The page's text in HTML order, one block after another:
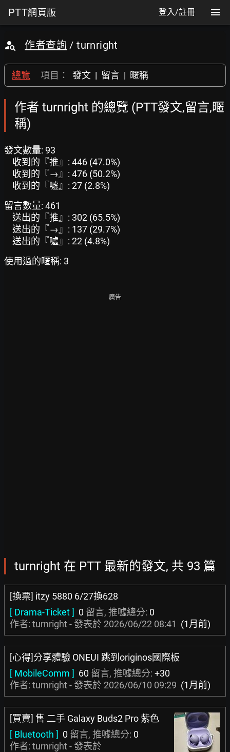
PTT網頁版 登入/註冊
作者查詢 / turnright
總覽 項目： 發文 | 留言 | 暱稱
作者 turnright 的總覽 (PTT發文,留言,暱
稱)
發文數量: 93
收到的『推』: 446 (47.0%)
收到的『→』: 476 (50.2%)
收到的『噓』: 27 (2.8%)
留言數量: 461
送出的『推』: 302 (65.5%)
送出的『→』: 137 (29.7%)
送出的『噓』: 22 (4.8%)
使用過的暱稱: 3
廣告
turnright 在 PTT 最新的發文, 共 93 篇
[換票] itzy 5880 6/27換628
[ Drama-Ticket ] 0 留言, 推噓總分: 0
作者: turnright - 發表於 2026/06/22 08:41 (1月前)
[心得]分享體驗 ONEUI 跳到originos國際板
[ MobileComm ] 60 留言, 推噓總分: +30
作者: turnright - 發表於 2026/06/10 09:29 (1月前)
[買賣] 售 二手 Galaxy Buds2 Pro 紫色
[ Bluetooth ] 0 留言, 推噓總分: 0
作者: turnright - 發表於